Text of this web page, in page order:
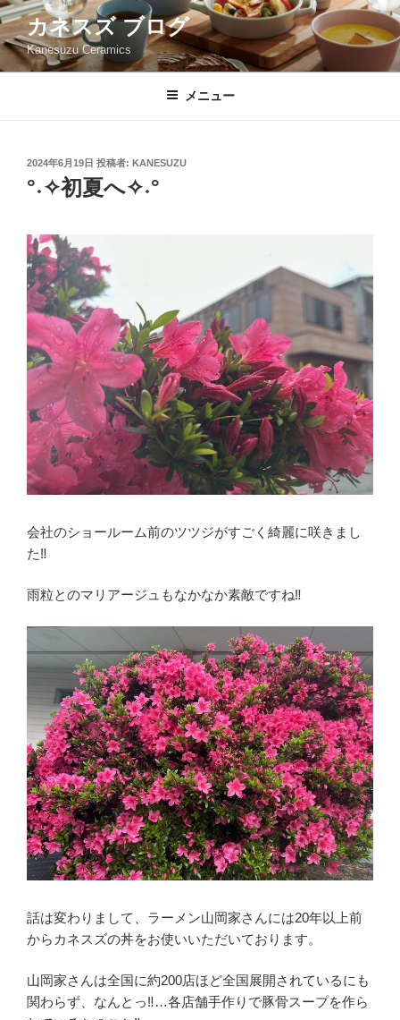
コ
ン
テ
ン
カネスズ ブログ
Kanesuzu Ceramics
メニュー
投
稿
日:
2024年6月19日 投稿者: KANESUZU
°˖✧初夏へ✧˖°
会社のショールーム前のツツジがすごく綺麗に咲きまし
た‼︎
雨粒とのマリアージュもなかなか素敵ですね‼︎
話は変わりまして、ラーメン山岡家さんには20年以上前
からカネスズの丼をお使いいただいております。
山岡家さんは全国に約200店ほど全国展開されているにも
関わらず、なんとっ‼︎…各店舗手作りで豚骨スープを作ら